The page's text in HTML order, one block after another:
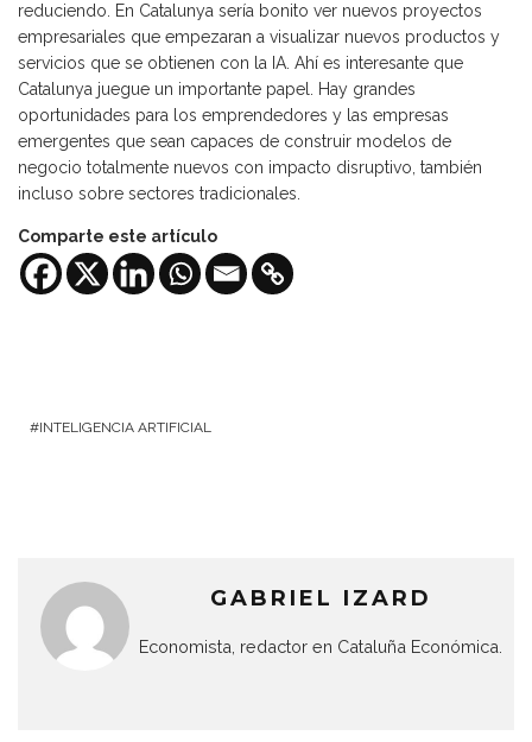
reduciendo. En Catalunya sería bonito ver nuevos proyectos
empresariales que empezaran a visualizar nuevos productos y
servicios que se obtienen con la IA. Ahí es interesante que
Catalunya juegue un importante papel. Hay grandes
oportunidades para los emprendedores y las empresas
emergentes que sean capaces de construir modelos de
negocio totalmente nuevos con impacto disruptivo, también
incluso sobre sectores tradicionales.
Comparte este artículo
INTELIGENCIA ARTIFICIAL
GABRIEL IZARD
Economista, redactor en Cataluña Económica.